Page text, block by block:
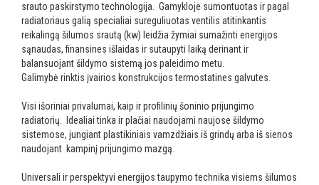
srauto paskirstymo technologija. Gamykloje sumontuotas ir pagal
radiatoriaus galią specialiai sureguliuotas ventilis atitinkantis
reikalingą šilumos srautą (kw) leidžia žymiai sumažinti energijos
sąnaudas, finansines išlaidas ir sutaupyti laiką derinant ir
balansuojant šildymo sistemą jos paleidimo metu.
Galimybė rinktis įvairios konstrukcijos termostatines galvutes.
Visi išoriniai privalumai, kaip ir profilinių šoninio prijungimo
radiatorių. Idealiai tinka ir plačiai naudojami naujose šildymo
sistemose, jungiant plastikiniais vamzdžiais iš grindų arba iš sienos
naudojant kampinį prijungimo mazgą.
Universali ir perspektyvi energijos taupymo technika visiems šilumos